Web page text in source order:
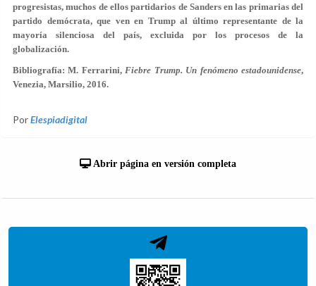
progresistas, muchos de ellos partidarios de Sanders en las primarias del
partido demócrata, que ven en Trump al último representante de la
mayoría silenciosa del país, excluida por los procesos de la
globalización.
Bibliografía: M. Ferrarini,Fiebre Trump. Un fenómeno estadounidense,
Venezia, Marsilio, 2016.
PorElespiadigital
Abrir página en versión completa